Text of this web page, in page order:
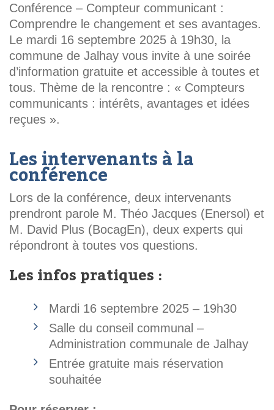
Conférence – Compteur communicant :
Comprendre le changement et ses avantages.
Le mardi 16 septembre 2025 à 19h30, la
commune de Jalhay vous invite à une soirée
d’information gratuite et accessible à toutes et
tous. Thème de la rencontre : « Compteurs
communicants : intérêts, avantages et idées
reçues ».
Les intervenants à la
conférence
Lors de la conférence, deux intervenants
prendront parole M. Théo Jacques (Enersol) et
M. David Plus (BocagEn), deux experts qui
répondront à toutes vos questions.
Les infos pratiques :
Mardi 16 septembre 2025 – 19h30
Salle du conseil communal –
Administration communale de Jalhay
Entrée gratuite mais réservation
souhaitée